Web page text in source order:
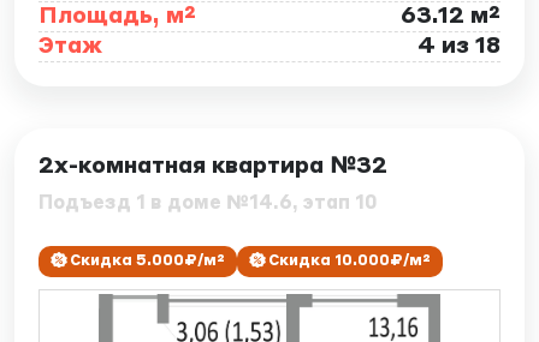
Площадь, м²
63.12 м²
Этаж
4 из 18
2х-комнатная квартира №32
Подъезд 1 в доме №14.6, этап 10
Скидка 5.000₽/м² Скидка 10.000₽/м²